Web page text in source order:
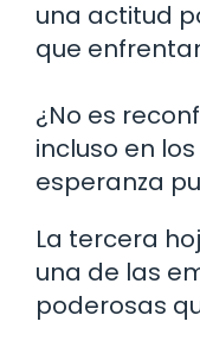
una actitud
que
¿No es
incluso en
esperanza
La tercera
una de las
poderosas